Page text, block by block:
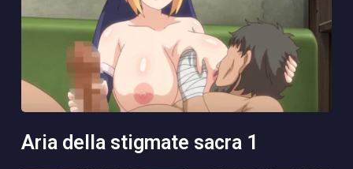
aria della stigmate sacra 1